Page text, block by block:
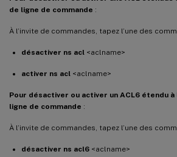
de ligne de commande :
À l’invite de commandes, tapez l’une des
désactiver ns acl <aclname>
activer ns acl <aclname>
Pour désactiver ou activer un ACL6 étendu à
ligne de commande :
À l’invite de commandes, tapez l’une des
désactiver ns acl6 <aclname>